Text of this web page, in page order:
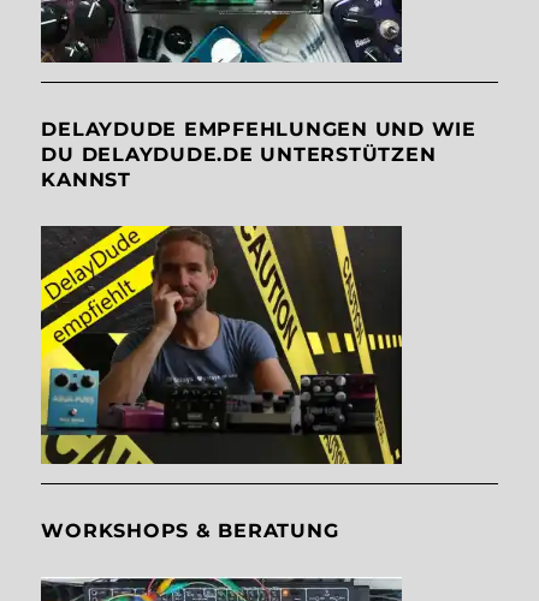
DELAYDUDE EMPFEHLUNGEN UND WIE
DU DELAYDUDE.DE UNTERSTÜTZEN
KANNST
WORKSHOPS & BERATUNG